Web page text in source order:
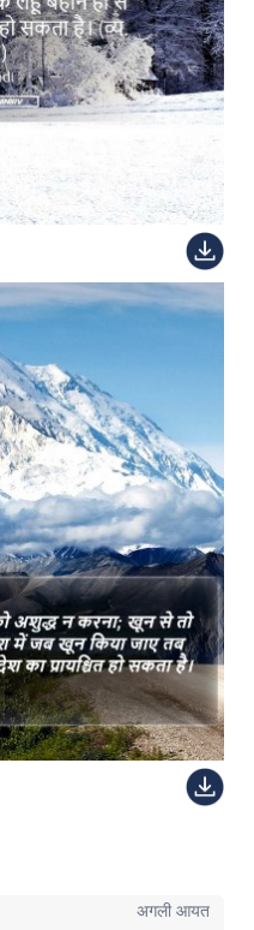
अगली आयत